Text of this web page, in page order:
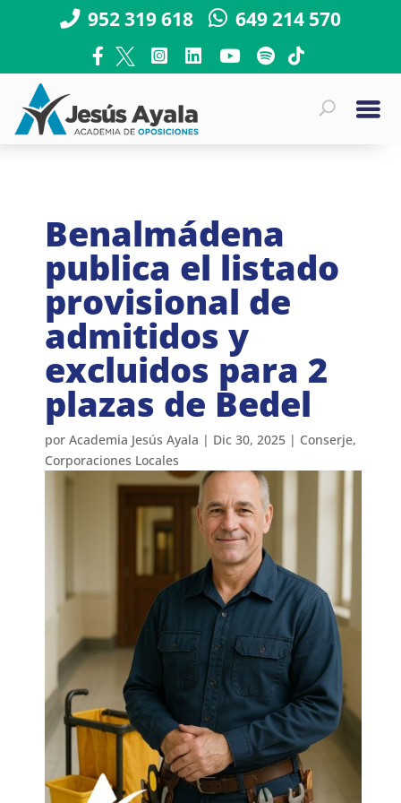
952 319 618 649 214 570
Benalmádena
publica el listado
provisional de
admitidos y
excluidos para 2
plazas de Bedel
porAcademia Jesús Ayala | Dic 30, 2025 | Conserje,
Corporaciones Locales